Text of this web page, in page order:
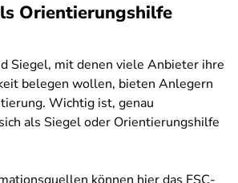
Orientierungshilfe
Siegel, mit denen viele Anbieter ihre
belegen wollen, bieten Anlegern
Wichtig ist, genau
als Siegel oder Orientierungshilfe